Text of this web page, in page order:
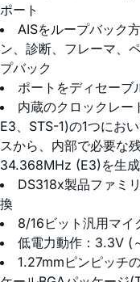
ポート
AISをループバック
ン、診断、フレーマ、
プバック
ポートをディセーブ
内蔵のクロックレー
E3、STS-1)の1つにお
スから、内部で必要な
34.368MHz (E3)を生成
DS318x製品ファミ
換
8/16ビット汎用マイ
低電力動作：3.3V (
1.27mmピンピッチ